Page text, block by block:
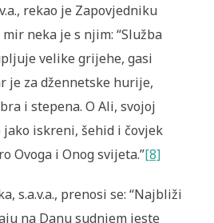
rekao je Zapovjedniku
neka je s njim: “Služba
velike grijehe, gasi
je za džennetske hurije,
i stepena. O Ali, svojoj
iskreni, šehid i čovjek
Ovoga i Onog svijeta.”[8]
s.a.v.a., prenosi se: “Najbliži
na Danu sudnjem jeste